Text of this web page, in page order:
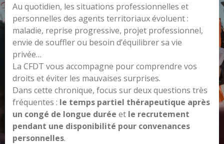
Au quotidien, les situations professionnelles et
personnelles des agents territoriaux évoluent :
maladie, reprise progressive, projet professionnel,
envie de souffler ou besoin d’équilibrer sa vie
privée…
La CFDT vous accompagne pour comprendre vos
droits et éviter les mauvaises surprises.
Dans cette chronique, focus sur deux questions très
fréquentes : le temps partiel thérapeutique après
un congé de longue durée et le recrutement
pendant une disponibilité pour convenances
personnelles.